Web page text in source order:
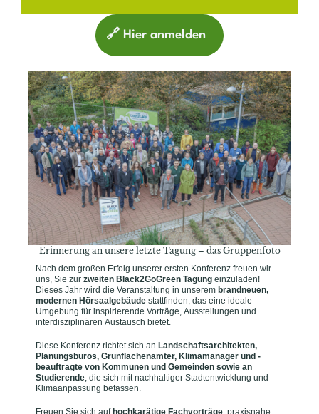
🔗 Hier anmelden
Erinnerung an unsere letzte Tagung – das Gruppenfoto
Nach dem großen Erfolg unserer ersten Konferenz freuen wir
uns, Sie zur zweiten Black2GoGreen Tagung einzuladen!
Dieses Jahr wird die Veranstaltung in unserem brandneuen,
modernen Hörsaalgebäude stattfinden, das eine ideale
Umgebung für inspirierende Vorträge, Ausstellungen und
interdisziplinären Austausch bietet.
Diese Konferenz richtet sich an Landschaftsarchitekten,
Planungsbüros, Grünflächenämter, Klimamanager und -
beauftragte von Kommunen und Gemeinden sowie an
Studierende, die sich mit nachhaltiger Stadtentwicklung und
Klimaanpassung befassen.